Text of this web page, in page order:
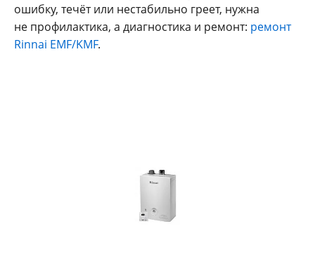
ошибку, течёт или нестабильно греет, нужна
не профилактика, а диагностика и ремонт: ремонт
Rinnai EMF/KMF.